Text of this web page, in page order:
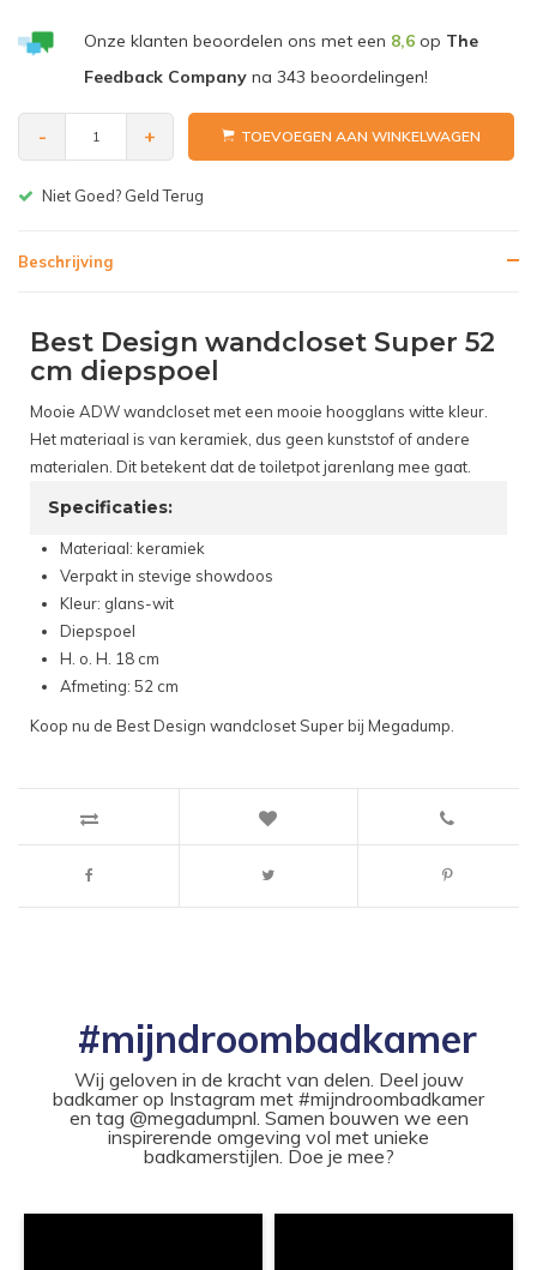
Onze klanten beoordelen ons met een 8,6op The
Feedback Companyna 343 beoordelingen!
- + TOEVOEGEN AAN WINKELWAGEN
Gratis bezorgen v.a. € 150,-(NL)
Beschrijving
Best Design wandcloset Super 52
cm diepspoel
Mooie ADW wandcloset met een mooie hoogglans witte kleur.
Het materiaal is van keramiek, dus geen kunststof of andere
materialen. Dit betekent dat de toiletpot jarenlang mee gaat.
Specificaties:
Materiaal: keramiek
Verpakt in stevige showdoos
Kleur: glans-wit
Diepspoel
H. o. H. 18 cm
Afmeting: 52 cm
Koop nu de Best Design wandcloset Super bij Megadump.
#mijndroombadkamer
Wij geloven in de kracht van delen. Deel jouw
badkamer op Instagram met #mijndroombadkamer
en tag @megadumpnl. Samen bouwen we een
inspirerende omgeving vol met unieke
badkamerstijlen. Doe je mee?